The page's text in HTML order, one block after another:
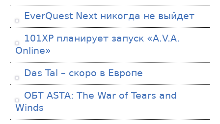
EverQuest Next никогда не выйдет
101XP планирует запуск «A.V.A.
Online»
Das Tal – скоро в Европе
ОБТ ASTA: The War of Tears and
Winds